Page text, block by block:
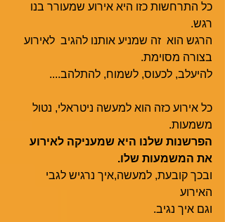
כל התרחשות כזו היא אירוע שמעורר בנו
רגש.
הרגש הוא  זה שמניע אותנו להגיב  לאירוע
בצורה מסוימת.
להיעלב, לכעוס, לשמוח, להתלהב....
כל אירוע כזה הוא למעשה ניטראלי, נטול
משמעות.
הפרשנות שלנו היא שמעניקה לאירוע
את המשמעות שלו.
ובכך קובעת, למעשה,איך נרגיש לגבי
האירוע
וגם איך נגיב.